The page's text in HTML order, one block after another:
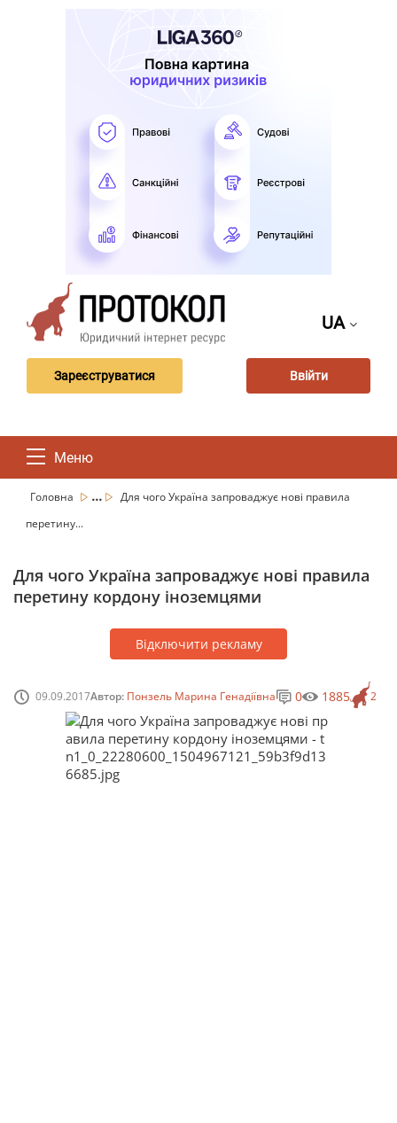
UA
Зареєструватися Ввійти
Меню
Головна ...
Для чого Україна запроваджує нові правила
перетину...
Для чого Україна запроваджує нові правила
перетину кордону іноземцями
Відключити рекламу
09.09.2017Автор: Понзель Марина Генадіївна 2
0 1885